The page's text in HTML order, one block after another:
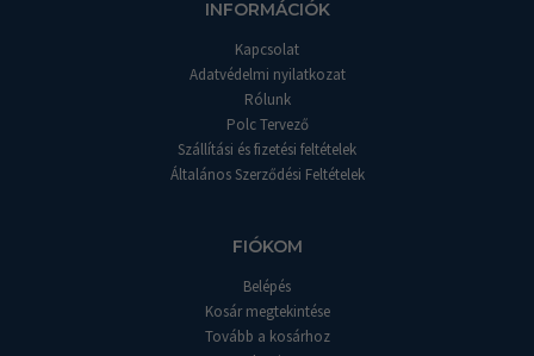
INFORMÁCIÓK
Kapcsolat
Adatvédelmi nyilatkozat
Rólunk
Polc Tervező
Szállítási és fizetési feltételek
Általános Szerződési Feltételek
FIÓKOM
Belépés
Kosár megtekintése
Tovább a kosárhoz